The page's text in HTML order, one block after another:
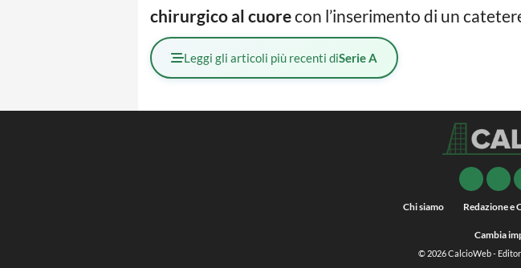
chirurgico al cuorecon l’inserimento di un
Leggi gli articoli più recenti diSerie A
Chi siamo Redazione e
Cambia
© 2026CalcioWeb-